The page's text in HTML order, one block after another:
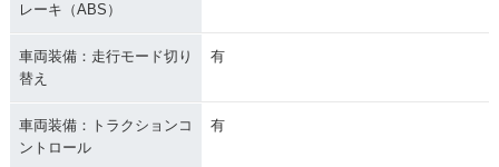
レーキ（ABS）
車両装備：走行モード切り
替え
有
車両装備：トラクションコ
ントロール
有